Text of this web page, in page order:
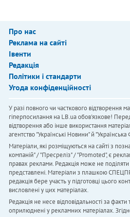
Про нас
Реклама на сайті
Івенти
Редакція
Політики і стандарти
Угода конфіденційності
У разі повного чи часткового відтворення
гіперпосилання на LB.ua обов'язкове!
відтворення або інше використання
агентство "Українськi Новини" й
Матеріали, які розміщуються на сайті з
компаній" / "Пресреліз" / "Promoted", є
правах реклами. Редакція може не поділяти
представлені. Матеріали з плашкою
редакція бере участь у підготовці цього
висловлені у цих матеріалах.
Редакція не несе відповідальності за
оприлюднені у рекламних матеріалах.